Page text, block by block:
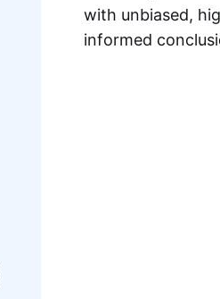
with unbiased,
informed